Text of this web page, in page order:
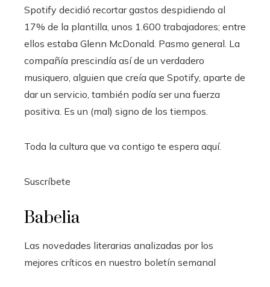
Spotify decidió recortar gastos despidiendo al
17% de la plantilla, unos 1.600 trabajadores; entre
ellos estaba Glenn McDonald. Pasmo general. La
compañía prescindía así de un verdadero
musiquero, alguien que creía que Spotify, aparte de
dar un servicio, también podía ser una fuerza
positiva. Es un (mal) signo de los tiempos.
Toda la cultura que va contigo te espera aquí.
Suscríbete
Babelia
Las novedades literarias analizadas por los
mejores críticos en nuestro boletín semanal